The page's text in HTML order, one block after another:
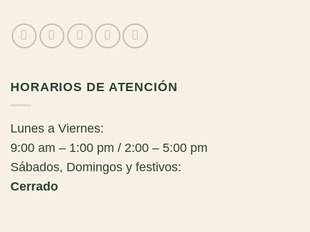
HORARIOS DE ATENCIÓN
Lunes a Viernes:
9:00 am – 1:00 pm / 2:00 – 5:00 pm
Sábados, Domingos y festivos:
Cerrado